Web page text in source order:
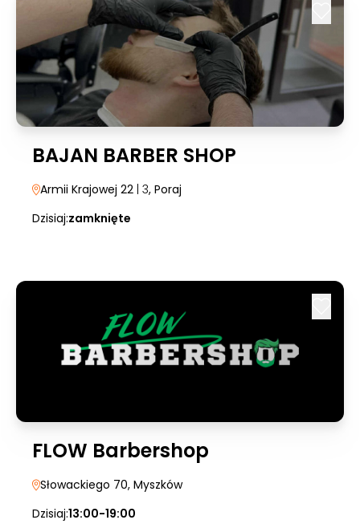
BAJAN BARBER SHOP
Armii Krajowej 22 | 3, Poraj
Dzisiaj:zamknięte
FLOW Barbershop
Słowackiego 70, Myszków
Dzisiaj:13:00-19:00